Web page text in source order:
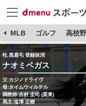
MLB ゴルフ 高校
牝 黒鹿毛 登録抹消
ナオミベガス
父:カジノドライヴ
母:タイムウィルテル
調教師:吉村 圭司 (栗東)
馬主:塩澤 正樹